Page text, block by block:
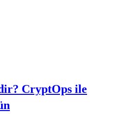
CryptOps ile